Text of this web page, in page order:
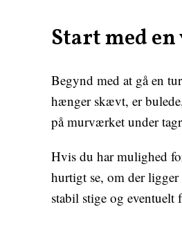
Start med
Begynd med at gå en
hænger skævt, er
på murværket under
Hvis du har mulighed
hurtigt se, om der
stabil stige og